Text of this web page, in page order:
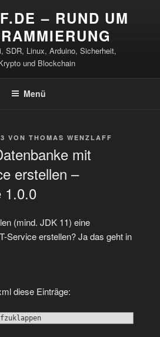
– RUND UM
SDR, Linux, Arduino, Sicherheit,
und Blockchain
Menü
VON THOMAS WENZLAFF
mit
erstellen –
1.0.0
(mind. JDK 11) eine
Service erstellen? Ja das geht in
diese Einträge: